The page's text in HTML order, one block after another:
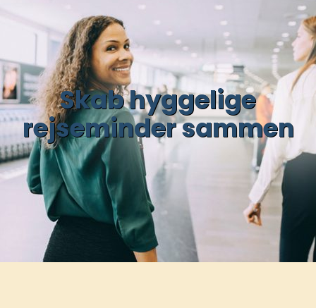
Skab hyggelige
rejseminder sammen